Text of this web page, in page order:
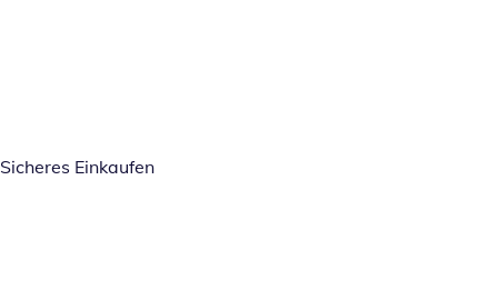
Sicheres Einkaufen